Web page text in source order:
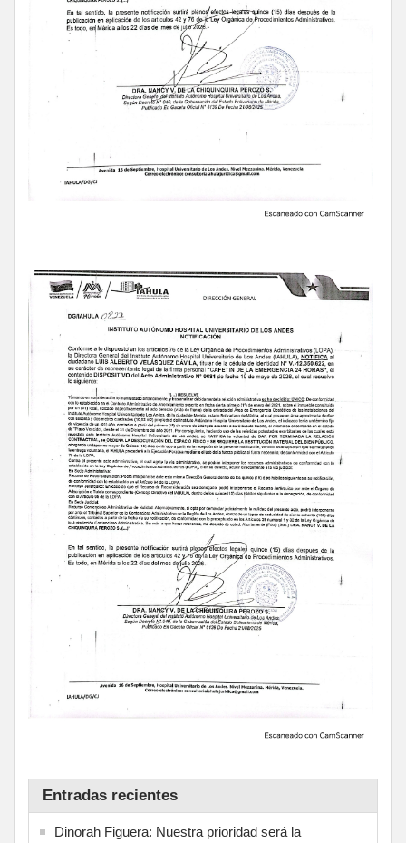
Entradas recientes
Dinorah Figuera: Nuestra prioridad será la